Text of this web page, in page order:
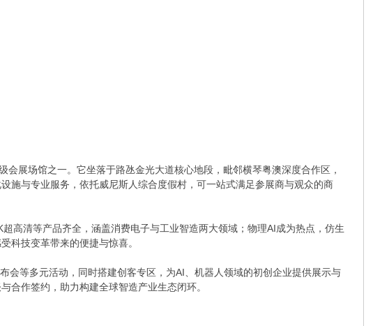
展场馆之一。它坐落于路氹金光大道核心地段，毗邻横琴粤澳深度合作区，
施与专业服务，依托威尼斯人综合度假村，可一站式满足参展商与观众的商
高清等产品齐全，涵盖消费电子与工业智造两大领域；物理AI成为热点，仿生
科技变革带来的便捷与惊喜。
会等多元活动，同时搭建创客专区，为AI、机器人领域的初创企业提供展示与
合作签约，助力构建全球智造产业生态闭环。